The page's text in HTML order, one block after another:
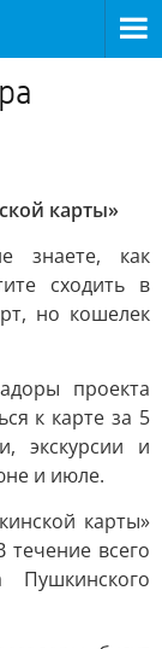
карты»
как
сходить в
но кошелек
проекта
к карте за 5
экскурсии и
и июле.
карты»
всего
Пушкинского